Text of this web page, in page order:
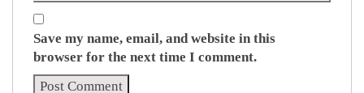
Save my name, email, and website in this
browser for the next time I comment.